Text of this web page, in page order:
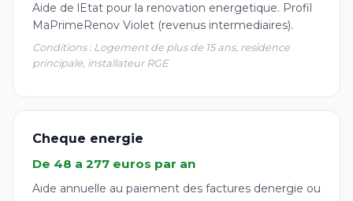
Aide de lEtat pour la renovation energetique. Profil
MaPrimeRenov Violet (revenus intermediaires).
Conditions : Logement de plus de 15 ans, residence
principale, installateur RGE
Cheque energie
De 48 a 277 euros par an
Aide annuelle au paiement des factures denergie ou